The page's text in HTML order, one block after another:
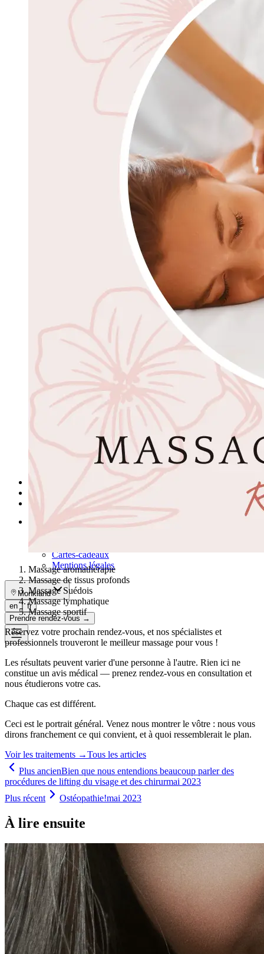
Rajeunissement de la peau
Élimination de l'acné au laser AviClear à Montréal
Lésions Excel HR et Épilation au Laser
Traitements laser Fotona
Montreal Epilation Laser
Détatouage Montréal
Liftings rajeunissants non chirurgicaux Profound®
Scarlet-S RF® Microneedling
Secret PRO par Cutera à Montréal
Sofwave Montreal Traitment Raffermissement de la
Santé holistique
Voir tous les traitements →
Les traitements estompés ne sont pas offerts à Monkland
Plus
À propos
Cartes-cadeaux
Mentions légales
Monkland
en
fr
Prendre rendez-vous →
Massage aromathérapie
Massage de tissus profonds
Massage Suédois
Massage lymphatique
Massage sportif
Réservez votre prochain rendez-vous, et nos spécialistes et
professionnels trouveront le meilleur massage pour vous !
Les résultats peuvent varier d'une personne à l'autre. Rien ici ne
constitue un avis médical — prenez rendez-vous en consultation et
nous étudierons votre cas.
Chaque cas est différent.
Ceci est le portrait général. Venez nous montrer le vôtre : nous vous
dirons franchement ce qui convient, et à quoi ressemblerait le plan.
Voir les traitements →Tous les articles
Plus ancienBien que nous entendions beaucoup parler des
procédures de lifting du visage et des chirurmai 2023
Plus récent
Ostéopathie!mai 2023
À lire ensuite